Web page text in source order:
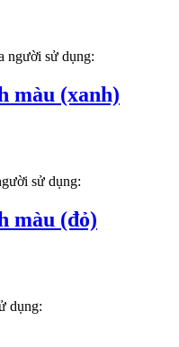
người sử dụng:
màu (xanh)
sử dụng:
màu (đỏ)
dụng: